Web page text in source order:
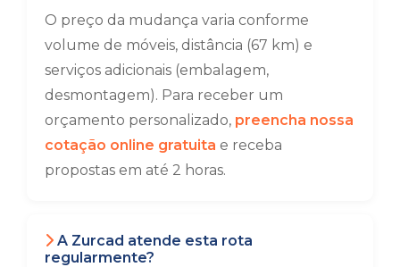
O preço da mudança varia conforme
volume de móveis, distância (67 km) e
serviços adicionais (embalagem,
desmontagem). Para receber um
orçamento personalizado, preencha nossa
cotação online gratuita e receba
propostas em até 2 horas.
A Zurcad atende esta rota
regularmente?